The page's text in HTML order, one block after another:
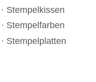
Stempelkissen
Stempelfarben
Stempelplatten